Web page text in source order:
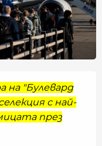
на "Булевард
с най-
през